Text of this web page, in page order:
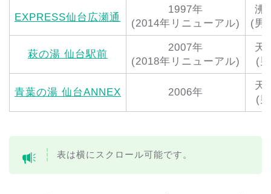
EXPRESS仙台広瀬通
1997年
(2014年リニューアル)
沸
(男
萩の湯 仙台駅前
2007年
(2018年リニューアル)
天
(
青葉の湯 仙台ANNEX 2006年
天
(
表は横にスクロール可能です。